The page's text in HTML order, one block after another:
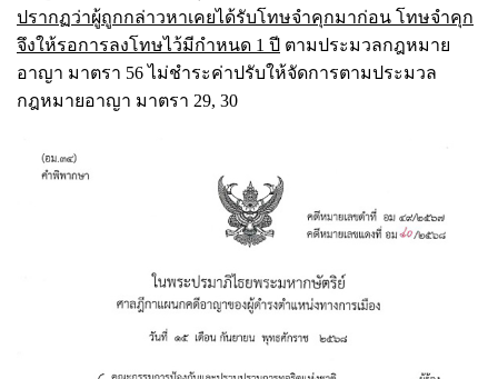
ปรากฏว่าผู้ถูกกล่าวหาเคยได้รับโทษจำคุกมาก่อน โทษจำคุก
จึงให้รอการลงโทษไว้มีกำหนด 1 ปี ตามประมวลกฎหมาย
อาญา มาตรา 56 ไม่ชำระค่าปรับให้จัดการตามประมวล
กฎหมายอาญา มาตรา 29, 30